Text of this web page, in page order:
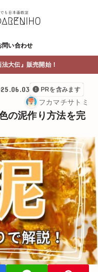
問い合わせ
大伝』販売開始！
PRを含みます
フカマチサトミ
の泥作り方法を完